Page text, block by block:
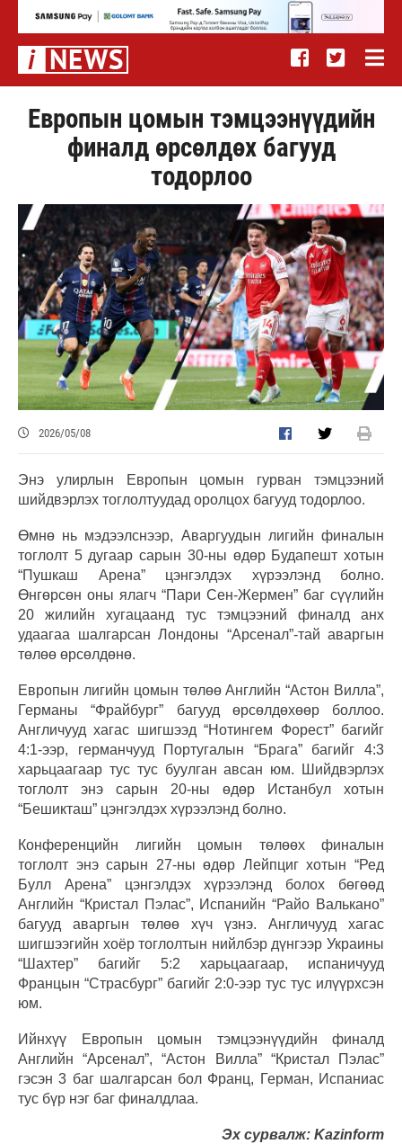
Европын цомын тэмцээнүүдийн
финалд өрсөлдөх багууд
тодорлоо
2026/05/08
Энэ улирлын Европын цомын гурван тэмцээний
шийдвэрлэх тоглолтуудад оролцох багууд тодорлоо.
Өмнө нь мэдээлснээр, Аваргуудын лигийн финалын
тоглолт 5 дугаар сарын 30-ны өдөр Будапешт хотын
“Пушкаш Арена” цэнгэлдэх хүрээлэнд болно.
Өнгөрсөн оны ялагч “Пари Сен-Жермен” баг сүүлийн
20 жилийн хугацаанд тус тэмцээний финалд анх
удаагаа шалгарсан Лондоны “Арсенал”-тай аваргын
төлөө өрсөлдөнө.
Европын лигийн цомын төлөө Английн “Астон Вилла”,
Германы “Фрайбург” багууд өрсөлдөхөөр боллоо.
Англичууд хагас шигшээд “Нотингем Форест” багийг
4:1-ээр, германчууд Португалын “Брага” багийг 4:3
харьцаагаар тус тус буулган авсан юм. Шийдвэрлэх
тоглолт энэ сарын 20-ны өдөр Истанбул хотын
“Бешикташ” цэнгэлдэх хүрээлэнд болно.
Конференцийн лигийн цомын төлөөх финалын
тоглолт энэ сарын 27-ны өдөр Лейпциг хотын “Ред
Булл Арена” цэнгэлдэх хүрээлэнд болох бөгөөд
Английн “Кристал Пэлас”, Испанийн “Райо Валькано”
багууд аваргын төлөө хүч үзнэ. Англичууд хагас
шигшээгийн хоёр тоглолтын нийлбэр дүнгээр Украины
“Шахтер” багийг 5:2 харьцаагаар, испаничууд
Францын “Страсбург” багийг 2:0-ээр тус тус илүүрхсэн
юм.
Ийнхүү Европын цомын тэмцээнүүдийн финалд
Английн “Арсенал”, “Астон Вилла” “Кристал Пэлас”
гэсэн 3 баг шалгарсан бол Франц, Герман, Испаниас
тус бүр нэг баг финалдлаа.
Эх сурвалж: Kazinform